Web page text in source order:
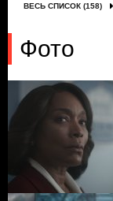
ВЕСЬ СПИСОК (158)
Фото